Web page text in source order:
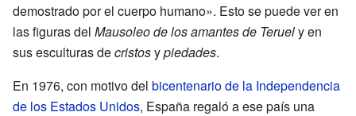
demostrado por el cuerpo humano». Esto se puede ver en
las figuras del Mausoleo de los amantes de Teruely en
sus esculturas decristosypiedades.
En 1976, con motivo del bicentenario de la Independencia
de los Estados Unidos, España regaló a ese país una